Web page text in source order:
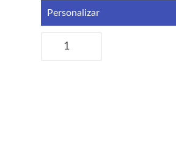
Personalizar
"Corazón